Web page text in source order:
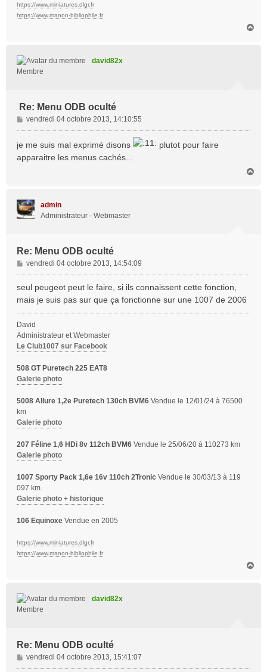
https://www.miniatures.dlgr.fr
https://www.manon-bibliophile.fr
david82x
Membre
Re: Menu ODB oculté
M
e
s
a
vendredi 04 octobre 2013, 14:10:55
je me suis mal exprimé disons
plutot pour faire
apparaitre les menus cachés...
admin
Administrateur - Webmaster
Re: Menu ODB oculté
M
e
s
a
g
e
vendredi 04 octobre 2013, 14:54:09
seul peugeot peut le faire, si ils connaissent cette fonction,
mais je suis pas sur que ça fonctionne sur une 1007 de 2006
David
Administrateur et Webmaster
Le Club1007 sur Facebook
508 GT Puretech 225 EAT8
Galerie photo
5008 Allure 1,2e Puretech 130ch BVM6 Vendue le 12/01/24 à 76500
km
Galerie photo
207 Féline 1,6 HDi 8v 112ch BVM6 Vendue le 25/06/20 à 110273 km
Galerie photo
1007 Sporty Pack 1,6e 16v 110ch 2Tronic Vendue le 30/03/13 à 119
097 km.
Galerie photo + historique
106 Equinoxe Vendue en 2005
https://www.miniatures.dlgr.fr
https://www.manon-bibliophile.fr
david82x
Membre
Re: Menu ODB oculté
M
e
vendredi 04 octobre 2013, 15:41:07